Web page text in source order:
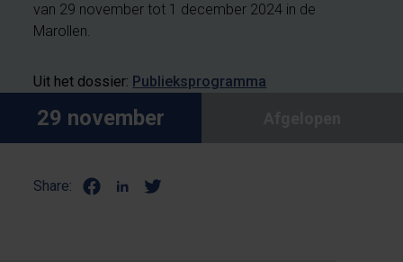
van 29 november tot 1 december 2024 in de
Marollen.
Uit het dossier: Publieksprogramma
29 november
Share: